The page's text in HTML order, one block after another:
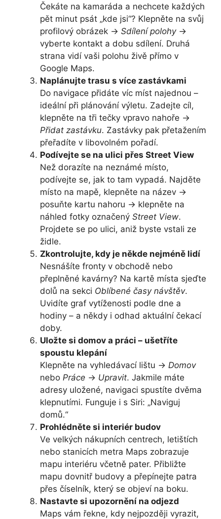
Čekáte na kamaráda a nechcete každých
pět minut psát „kde jsi“? Klepněte na svůj
profilový obrázek → Sdílení polohy→
vyberte kontakt a dobu sdílení. Druhá
strana vidí vaši polohu živě přímo v
Google Maps.
Naplánujte trasu s více zastávkami
Do navigace přidáte víc míst najednou –
ideální při plánování výletu. Zadejte cíl,
klepněte na tři tečky vpravo nahoře →
Přidat zastávku. Zastávky pak přetažením
přeřadíte v libovolném pořadí.
Podívejte se na ulici přes Street View
Než dorazíte na neznámé místo,
podívejte se, jak to tam vypadá. Najděte
místo na mapě, klepněte na název →
posuňte kartu nahoru → klepněte na
náhled fotky označený Street View.
Projdete se po ulici, aniž byste vstali ze
židle.
Zkontrolujte, kdy je někde nejméně lidí
Nesnášíte fronty v obchodě nebo
přeplněné kavárny? Na kartě místa sjeďte
dolů na sekci Oblíbené časy návštěv.
Uvidíte graf vytíženosti podle dne a
hodiny – a někdy i odhad aktuální čekací
doby.
Uložte si domov a práci – ušetříte
spoustu klepání
Klepněte na vyhledávací lištu → Domov
nebo Práce → Upravit. Jakmile máte
adresy uložené, navigaci spustíte dvěma
klepnutími. Funguje i s Siri: „Naviguj
domů.“
Prohlédněte si interiér budov
Ve velkých nákupních centrech, letištích
nebo stanicích metra Maps zobrazuje
mapu interiéru včetně pater. Přibližte
mapu dovnitř budovy a přepínejte patra
přes číselník, který se objeví na boku.
Nastavte si upozornění na odjezd
Maps vám řekne, kdy nejpozději vyrazit,